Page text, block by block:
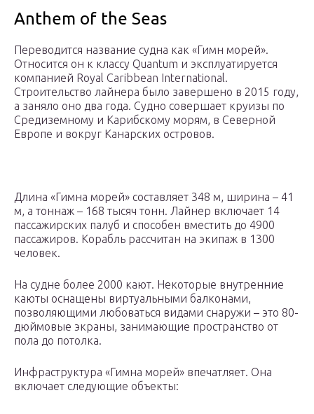
Anthem of the Seas
Переводится название судна как «Гимн морей».
Относится он к классу Quantum и эксплуатируется
компанией Royal Caribbean International.
Строительство лайнера было завершено в 2015 году,
а заняло оно два года. Судно совершает круизы по
Средиземному и Карибскому морям, в Северной
Европе и вокруг Канарских островов.
Длина «Гимна морей» составляет 348 м, ширина – 41
м, а тоннаж – 168 тысяч тонн. Лайнер включает 14
пассажирских палуб и способен вместить до 4900
пассажиров. Корабль рассчитан на экипаж в 1300
человек.
На судне более 2000 кают. Некоторые внутренние
каюты оснащены виртуальными балконами,
позволяющими любоваться видами снаружи – это 80-
дюймовые экраны, занимающие пространство от
пола до потолка.
Инфраструктура «Гимна морей» впечатляет. Она
включает следующие объекты: